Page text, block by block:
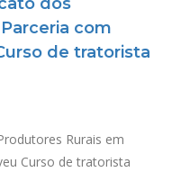
com
de tratorista
Rurais em
Curso de tratorista